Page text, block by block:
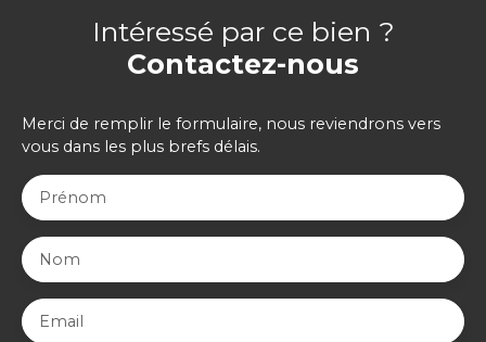
Intéressé par ce bien ?
Contactez-nous
Merci de remplir le formulaire, nous reviendrons vers
vous dans les plus brefs délais.
Prénom
Nom
Email